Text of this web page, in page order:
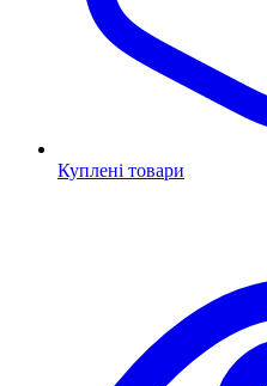
Куплені товари